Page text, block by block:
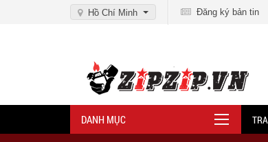
Hồ Chí Minh Đăng ký bản tin
DANH MỤC